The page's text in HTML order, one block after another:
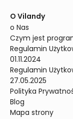
O Vilandy
o Nas
Czym jest
Regulamin
01.11.2024
Regulamin
27.05.2025
Polityka
Blog
Mapa strony